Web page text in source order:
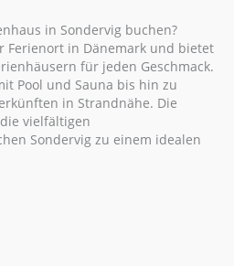
in Sondervig buchen?
Ferienort in Dänemark und bietet
für jeden Geschmack.
Pool und Sauna bis hin zu
in Strandnähe. Die
vielfältigen
Sondervig zu einem idealen